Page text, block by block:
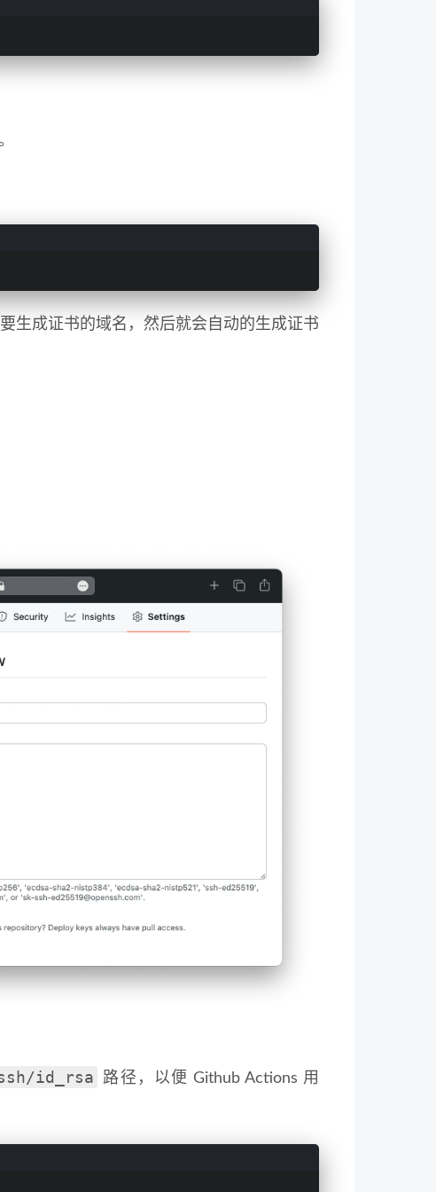
生成证书的域名，然后就会自动的生成证书
id_rsa
路径，以便 Github Actions 用